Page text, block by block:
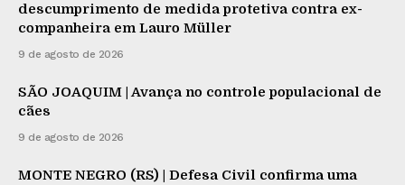
descumprimento de medida protetiva contra ex-
companheira em Lauro Müller
9 de agosto de 2026
SÃO JOAQUIM | Avança no controle populacional de
cães
9 de agosto de 2026
MONTE NEGRO (RS) | Defesa Civil confirma uma